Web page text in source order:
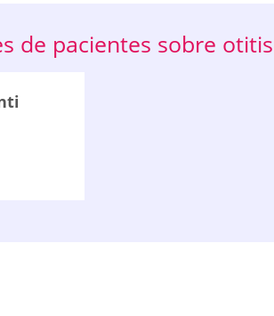
de pacientes sobre otitis